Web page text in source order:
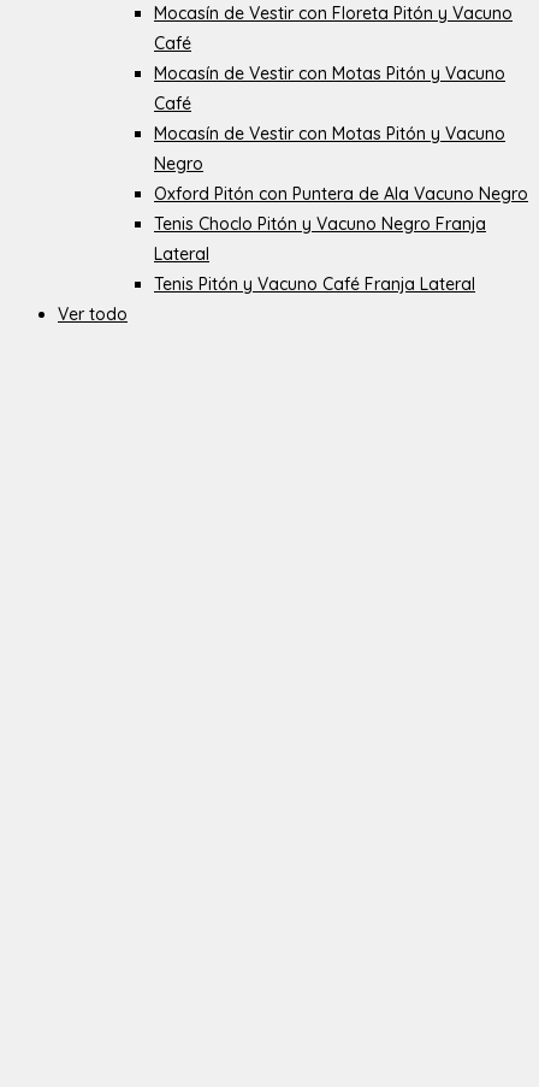
Mocasín de Vestir con Floreta Pitón y Vacuno
Café
Mocasín de Vestir con Motas Pitón y Vacuno
Café
Mocasín de Vestir con Motas Pitón y Vacuno
Negro
Oxford Pitón con Puntera de Ala Vacuno Negro
Tenis Choclo Pitón y Vacuno Negro Franja
Lateral
Tenis Pitón y Vacuno Café Franja Lateral
Ver todo